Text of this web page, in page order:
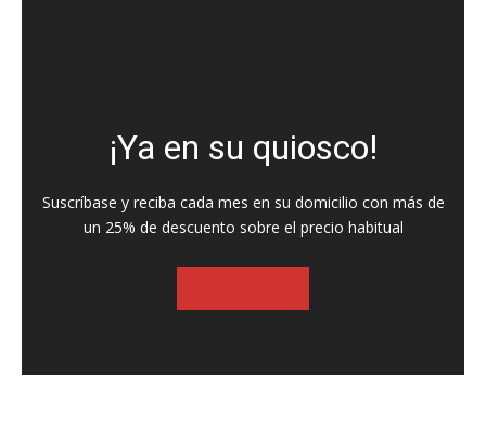
¡Ya en su quiosco!
Suscríbase y reciba cada mes en su domicilio con más de
un 25% de descuento sobre el precio habitual